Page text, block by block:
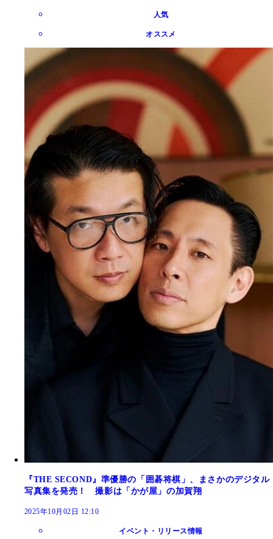
人気
オススメ
『THE SECOND』準優勝の「囲碁将棋」、まさかのデジタル
写真集を発売！ 撮影は「かが屋」の加賀翔
2025年10月02日 12:10
イベント・リリース情報